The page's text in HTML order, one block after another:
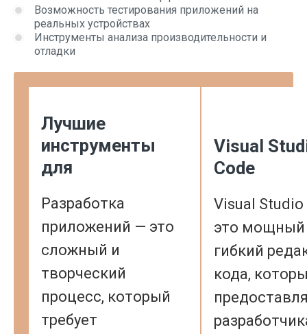
Возможность тестирования приложений на
реальных устройствах
Инструменты анализа производительности и
отладки
Лучшие
инструменты
для
Разработка
приложений — это
сложный и
творческий
процесс, который
требует
Visual
Code
Visual
это мощный
гибкий
кода,